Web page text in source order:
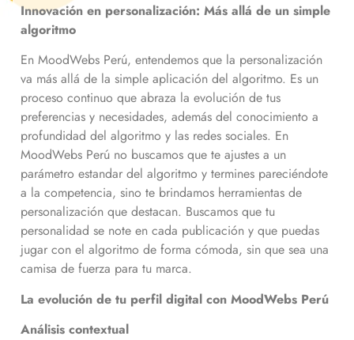
Innovación en personalización: Más allá de un simple
algoritmo
En MoodWebs Perú, entendemos que la personalización
va más allá de la simple aplicación del algoritmo. Es un
proceso continuo que abraza la evolución de tus
preferencias y necesidades, además del conocimiento a
profundidad del algoritmo y las redes sociales. En
MoodWebs Perú no buscamos que te ajustes a un
parámetro estandar del algoritmo y termines pareciéndote
a la competencia, sino te brindamos herramientas de
personalización que destacan. Buscamos que tu
personalidad se note en cada publicación y que puedas
jugar con el algoritmo de forma cómoda, sin que sea una
camisa de fuerza para tu marca.
La evolución de tu perfil digital con MoodWebs Perú
Análisis contextual